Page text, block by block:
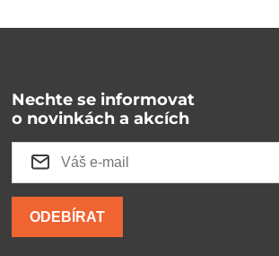
Nechte se informovat
o novinkách a akcích
ODEBÍRAT